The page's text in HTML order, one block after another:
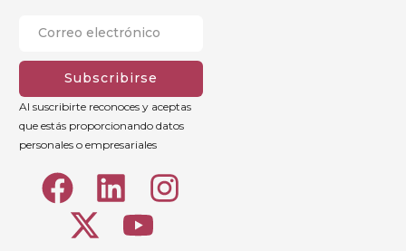
Subscribirse
Al suscribirte reconoces y aceptas
que estás proporcionando datos
personales o empresariales